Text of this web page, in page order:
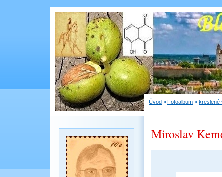
Úvod » Fotoalbum » kreslené
Miroslav